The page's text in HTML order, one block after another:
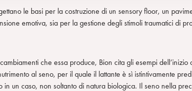
le basi per la costruzione di un sensory floor, un
emotiva, sia per la gestione degli stimoli traumatici di
che essa produce, Bion cita gli esempi
al seno, per il quale il lattante è sì istintivamente
in un caso, non soltanto di natura biologica. Il seno nella